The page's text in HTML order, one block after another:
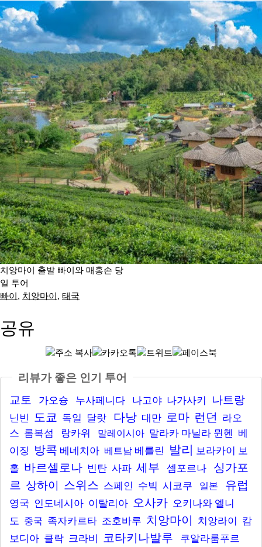
치앙마이 출발 빠이와 매홍손 당
일 투어
빠이, 치앙마이, 태국
공유
리뷰가 좋은 인기 투어
교토 가오슝 누사페니다 나고야 나가사키 나트랑
닌빈 도쿄 독일 달랏 다낭 대만 로마 런던 라오
스 롬복섬 랑카위 말레이시아 말라카 마닐라 뮌헨 베
이징 방콕 베네치아 베트남 베를린 발리 보라카이 보
홀 바르셀로나 빈탄 사파 세부 셈포르나
싱가포
르 상하이 스위스 스페인 수빅 시코쿠 일본 유럽
영국 인도네시아 이탈리아 오사카 오키나와 엘니
도 중국 족자카르타 조호바루 치앙마이 치앙라이 캄
보디아 클락 크라비 코타키나발루
쿠알라룸푸르